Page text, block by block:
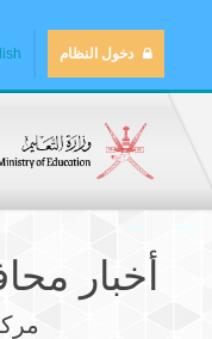
دخول النظام
أخبار